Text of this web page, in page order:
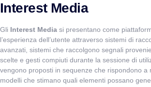
Interest Media
Gli Interest Media si presentano come
l’esperienza dell’utente attraverso sistemi di
avanzati, sistemi che raccolgono segnali
scelte e gesti compiuti durante la sessione di
vengono proposti in sequenze che rispondono a
modelli che stimano quali elementi possano